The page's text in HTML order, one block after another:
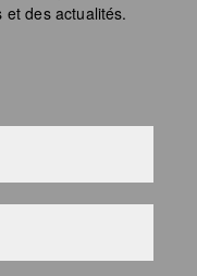
des actualités.